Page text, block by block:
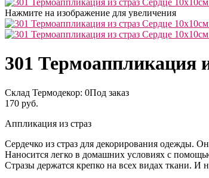
Нажмите на изображение для увеличения
301 Термоаппликация
Склад Термодекор: 0Под заказ
170 руб.
Аппликация из страз
Сердечко из страз для декорирования одежды.
Наносится легко в домашних условиях с
Стразы держатся крепко на всех видах ткани. И